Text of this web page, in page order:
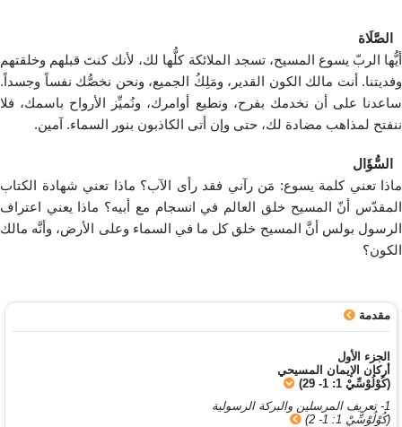
الصَّلَاة
أيُّها الربّ يسوع المسيح، تسجد الملائكة كلُّها لك، لأنك كنتَ قبلهم وخلقتهم
وفديتنا. أنت مالك الكون القدير، ومَلِكُ الجميع، ونحن نخصُّك نفساً وجسداً.
ساعدنا على أن نخدمك بفرح، ونطيع أوامرك، ونُميِّز الأرواح باسمك، فلا
ننفتح لمذاهب مضادة لك، حتى وإن أتى الكاذبون بنور السماء. آمين.
السُّؤَال
ماذا تعني كلمة يسوع: مَن رآني فقد رأى الآب؟ ماذا تعني شهادة الكتاب
المقدّس أنّ المسيح خلق العالم في انسجام مع أبيه؟ ماذا يعني اعتراف
الرسول بولس أنَّ المسيح خلق كل ما في السماء وعلى الأرض، وأنَّه مالك
الكون؟
مقدمة
الجزء الأول
أركان الإيمان المسيحي
(كُوْلُوْسِّيْ 1: 1- 29)
1- تعريف المرسلين والبركة الرسولية
(كُوْلُوْسِّيْ 1: 1- 2)